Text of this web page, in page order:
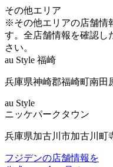
その他エリア
※その他エリアの店舗情
す。全店舗情報を確認し
さい。
au Style 福崎
兵庫県神崎郡福崎町南田
au Style
ニッケパークタウン
兵庫県加古川市加古川町
フジデンの店舗情報を